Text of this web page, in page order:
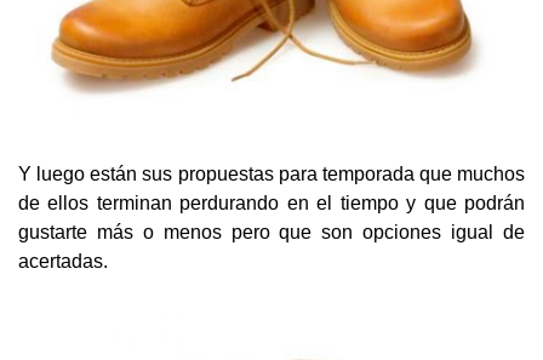
Y luego están sus propuestas para temporada que muchos
de ellos terminan perdurando en el tiempo y que podrán
gustarte más o menos pero que son opciones igual de
acertadas.